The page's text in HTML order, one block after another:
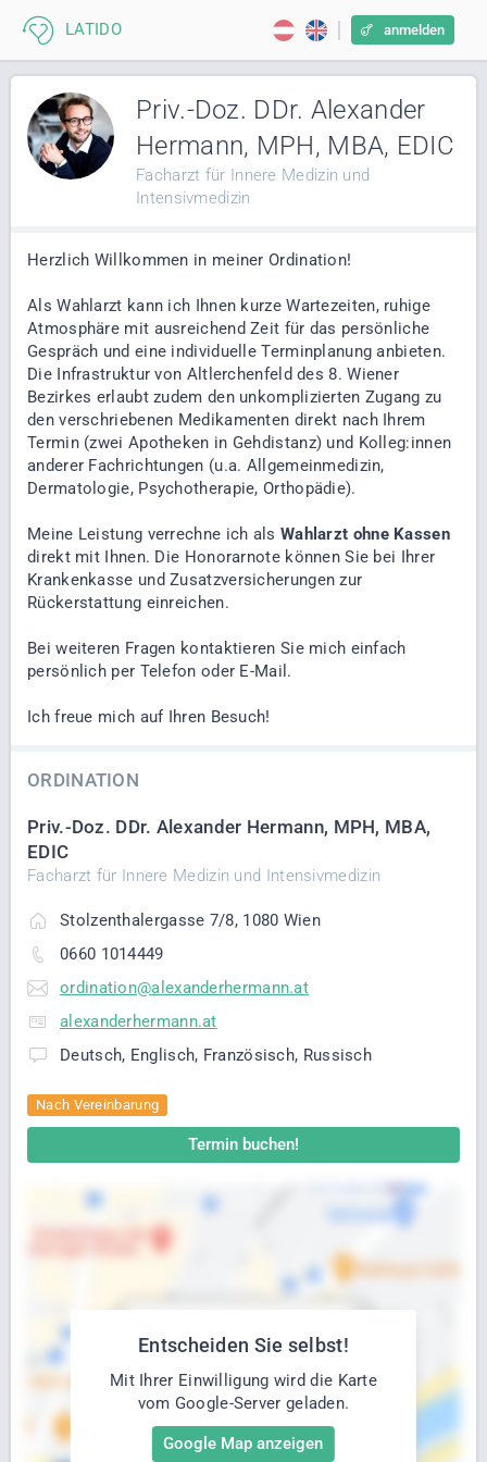
anmelden
Priv.-Doz. DDr. Alexander
Hermann, MPH, MBA, EDIC
Facharzt für Innere Medizin und
Intensivmedizin
Herzlich Willkommen in meiner Ordination!
Als Wahlarzt kann ich Ihnen kurze Wartezeiten, ruhige
Atmosphäre mit ausreichend Zeit für das persönliche
Gespräch und eine individuelle Terminplanung anbieten.
Die Infrastruktur von Altlerchenfeld des 8. Wiener
Bezirkes erlaubt zudem den unkomplizierten Zugang zu
den verschriebenen Medikamenten direkt nach Ihrem
Termin (zwei Apotheken in Gehdistanz) und Kolleg:innen
anderer Fachrichtungen (u.a. Allgemeinmedizin,
Dermatologie, Psychotherapie, Orthopädie).
Meine Leistung verrechne ich als Wahlarzt ohne Kassen
direkt mit Ihnen. Die Honorarnote können Sie bei Ihrer
Krankenkasse und Zusatzversicherungen zur
Rückerstattung einreichen.
Bei weiteren Fragen kontaktieren Sie mich einfach
persönlich per Telefon oder E-Mail.
Ich freue mich auf Ihren Besuch!
ORDINATION
Priv.-Doz. DDr. Alexander Hermann, MPH, MBA,
EDIC
Facharzt für Innere Medizin und Intensivmedizin
Stolzenthalergasse 7/8, 1080 Wien
0660 1014449
ordination@alexanderhermann.at
alexanderhermann.at
Deutsch, Englisch, Französisch, Russisch
Nach Vereinbarung
Termin buchen!
Entscheiden Sie selbst!
Mit Ihrer Einwilligung wird die Karte
vom Google-Server geladen.
Google Map anzeigen